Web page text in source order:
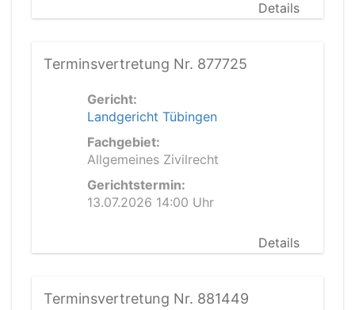
Details
Terminsvertretung Nr. 877725
Gericht:
Landgericht Tübingen
Fachgebiet:
Allgemeines Zivilrecht
Gerichtstermin:
13.07.2026 14:00 Uhr
Details
Terminsvertretung Nr. 881449